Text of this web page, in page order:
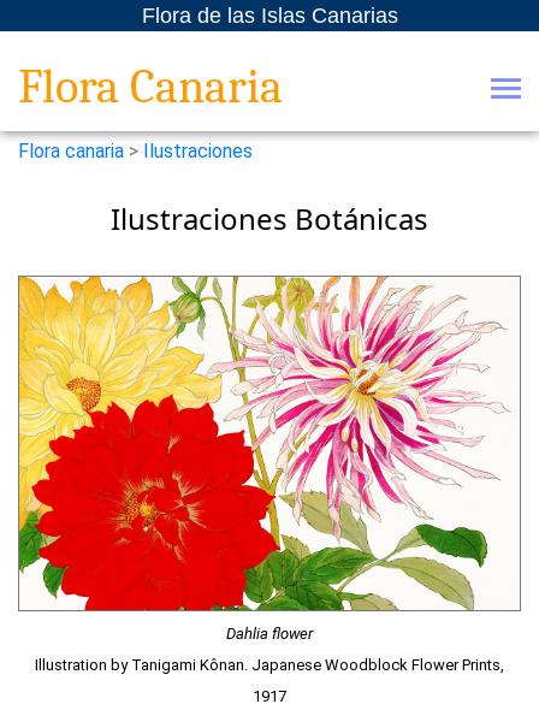
Flora de las Islas Canarias
Flora Canaria
Flora canaria > Ilustraciones
Ilustraciones Botánicas
Dahlia flower
Illustration by Tanigami Kônan. Japanese Woodblock Flower Prints,
1917